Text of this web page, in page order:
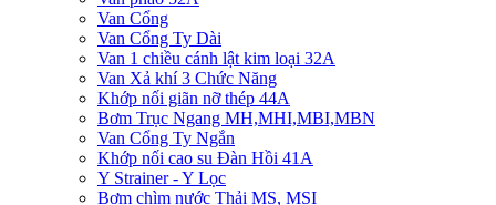
Van Cổng
Van Cổng Ty Dài
Van 1 chiều cánh lật kim loại 32A
Van Xả khí 3 Chức Năng
Khớp nối giãn nỡ thép 44A
Bơm Trục Ngang MH,MHI,MBI,MBN
Van Cổng Ty Ngắn
Khớp nối cao su Đàn Hồi 41A
Y Strainer - Y Lọc
Bơm chìm nước Thải MS, MSI